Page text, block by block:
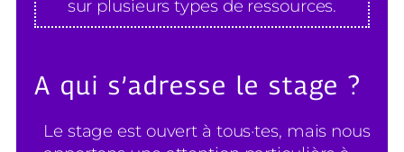
sur plusieurs types de ressources.
A qui s’adresse le stage ?
Le stage est ouvert à tous·tes, mais nous